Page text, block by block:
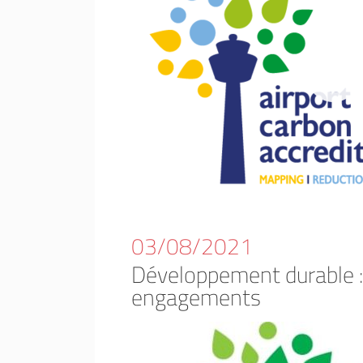
03/08/2021
Développement durable
engagements